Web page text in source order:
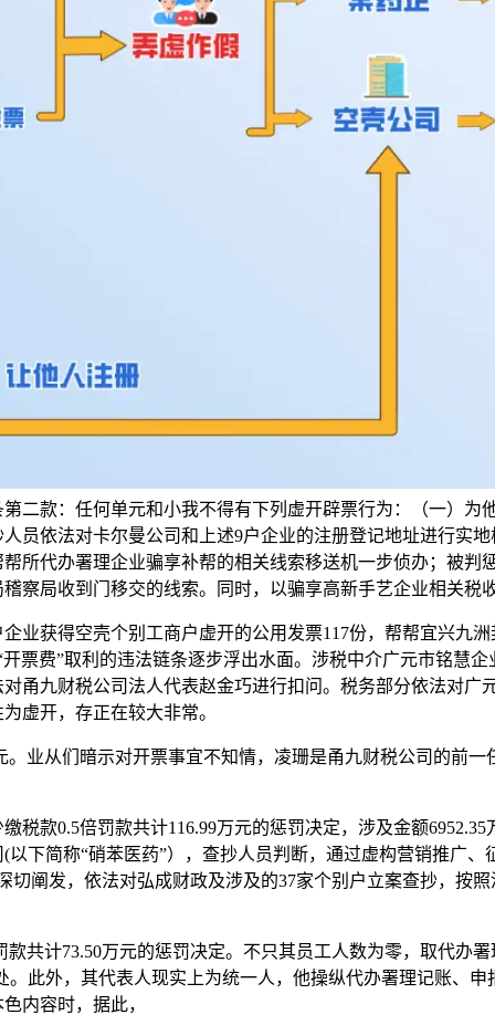
二款：任何单元和小我不得有下列虚开辟票行为：（一）为
员依法对卡尔曼公司和上述9户企业的注册登记地址进行实
所代办署理企业骗享补帮的相关线索移送机一步侦办；被判
察局收到门移交的线索。同时，以骗享高新手艺企业相关税
获得空壳个别工商户虚开的公用发票117份，帮帮宜兴九洲
票费”取利的违法链条逐步浮出水面。涉税中介广元市铭慧
甬九财税公司法人代表赵金巧进行扣问。税务部分依法对广
虚开，存正在较大非常。
从们暗示对开票事宜不知情，凌珊是甬九财税公司的前一
0.5倍罚款共计116.99万元的惩罚决定，涉及金额6952.35
下简称“硝苯医药”），查抄人员判断，通过虚构营销推广
切阐发，依法对弘成财政及涉及的37家个别户立案查抄，按
计73.50万元的惩罚决定。不只其员工人数为零，取代办署
。此外，其代表人现实上为统一人，他操纵代办署理记账、
内容时，据此，